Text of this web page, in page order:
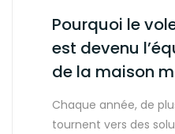
Pourquoi le
est devenu
de la maison
Chaque année, de
tournent vers des